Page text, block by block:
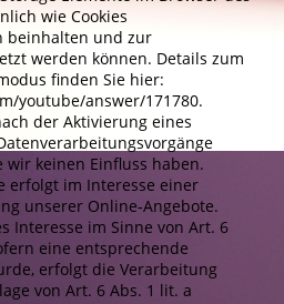
wie Cookies
beinhalten und zur
werden können. Details zum
finden Sie hier:
youtube/answer/171780.
der Aktivierung eines
keinen Einfluss haben.
erfolgt im Interesse einer
unserer Online-Angebote.
Interesse im Sinne von Art. 6
eine entsprechende
erfolgt die Verarbeitung
von Art. 6 Abs. 1 lit. a